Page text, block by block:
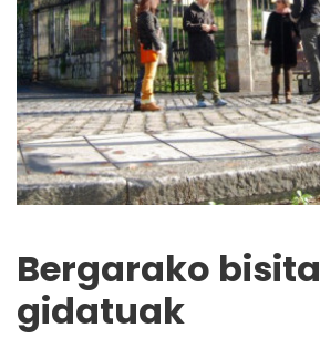
Bergarako bisita
gidatuak